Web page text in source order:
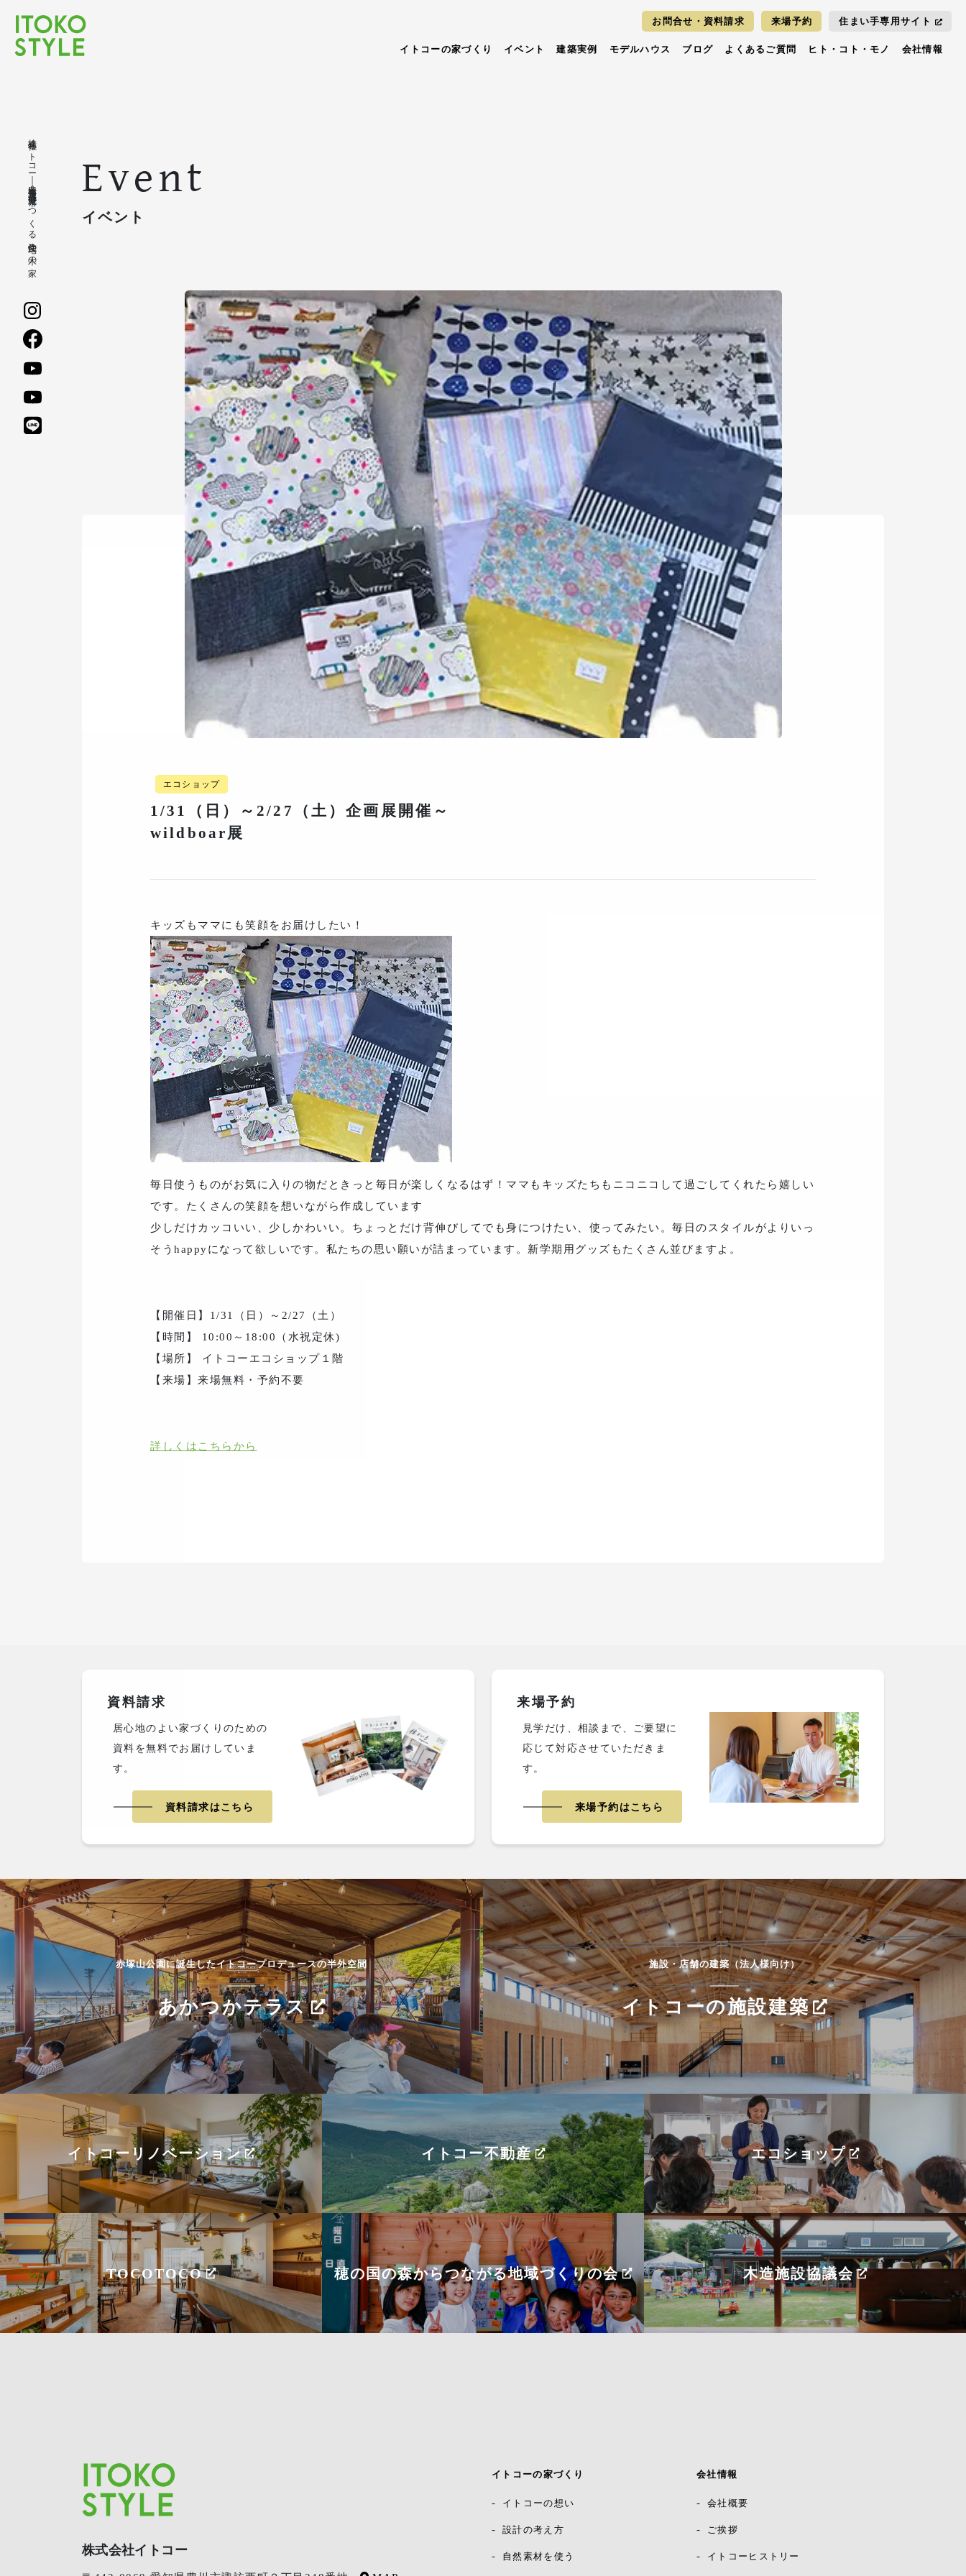
お問合せ・資料請求 来場予約 住まい手専用サイト
イトコーの家づくり イベント 建築実例 モデルハウス ブログ よくあるご質問 ヒト・コト・モノ 会社情報
株式会社イトコー｜豊橋市・豊川市・蒲郡市・新城市でつくる注文住宅の木の家 Event
イベント
エコショップ
1/31（日）～2/27（土）企画展開催～
wildboar展
キッズもママにも笑顔をお届けしたい！
毎日使うものがお気に入りの物だときっと毎日が楽しくなるはず！ママもキッズたちもニコニコして過ごしてくれたら嬉しい
です。たくさんの笑顔を想いながら作成しています
少しだけカッコいい、少しかわいい。ちょっとだけ背伸びしてでも身につけたい、使ってみたい。毎日のスタイルがよりいっ
そうhappyになって欲しいです。私たちの思い願いが詰まっています。新学期用グッズもたくさん並びますよ。
【開催日】1/31（日）～2/27（土）
【時間】 10:00～18:00（水祝定休)
【場所】 イトコーエコショップ１階
【来場】来場無料・予約不要
詳しくはこちらから
資料請求
居心地のよい家づくりのための
資料を無料でお届けしていま
す。
資料請求はこちら
来場予約
見学だけ、相談まで、ご要望に
応じて対応させていただきま
す。
来場予約はこちら
赤塚山公園に誕生したイトコープロデュースの半外空間
あかつかテラス
施設・店舗の建築（法人様向け）
イトコーの施設建築
イトコーリノベーション イトコー不動産 エコショップ
TOCOTOCO 穂の国の森からつながる地域づくりの会 木造施設協議会
株式会社イトコー
イトコーの家づくり
イトコーの想い
設計の考え方
自然素材を使う
会社情報
会社概要
ご挨拶
イトコーヒストリー